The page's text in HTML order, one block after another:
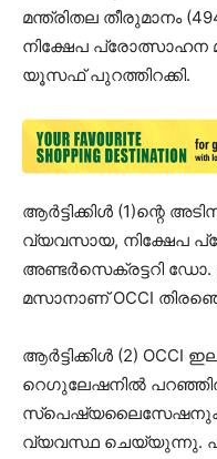
മന്ത്രിതല തീരുമാനം
നിക്ഷേപ പ്രോത്സാഹന
യൂസഫ് പുറത്തിറക്കി.
ആർട്ടിക്കിൾ (1)ന്റെ
വ്യവസായ, നിക്ഷേപ
അണ്ടർസെക്രട്ടറി
മസാനാണ് OCCI
ആർട്ടിക്കിൾ (2) OCCI
റെഗുലേഷനിൽ
സ്പെഷ്യലൈസേഷനുകൾ
വ്യവസ്ഥ ചെയ്യുന്നു.